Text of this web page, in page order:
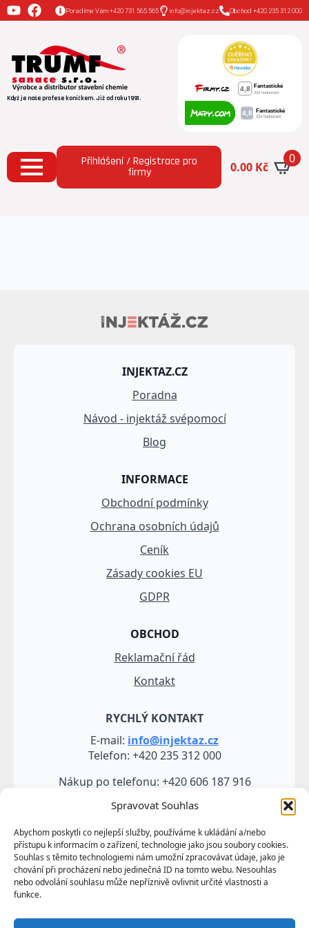
Spravovat Souhlas
Abychom poskytli co nejlepší služby, používáme k ukládání a/nebo
přístupu k informacím o zařízení, technologie jako jsou soubory cookies.
Souhlas s těmito technologiemi nám umožní zpracovávat údaje, jako je
chování při procházení nebo jedinečná ID na tomto webu. Nesouhlas
nebo odvolání souhlasu může nepříznivě ovlivnit určité vlastnosti a
funkce.
Poradíme Vám +420 731 565 565 info@injektaz.cz Obchod +420 235 312 000
Když je naše profese koníčkem. Již od roku 1991.
Přihlášení / Registrace pro
firmy 0.00 Kč
0
INJEKTAZ.CZ
Poradna
Návod - injektáž svépomocí
Blog
INFORMACE
Obchodní podmínky
Ochrana osobních údajů
Ceník
Zásady cookies EU
GDPR
OBCHOD
Reklamační řád
Kontakt
RYCHLÝ KONTAKT
E-mail: info@injektaz.cz
Telefon: +420 235 312 000
Nákup po telefonu: +420 606 187 916
Veškeré údaje, zejména texty a fotografie uvedené na